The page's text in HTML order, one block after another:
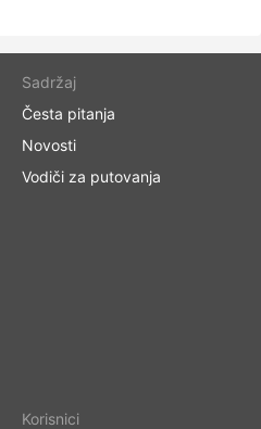
Sadržaj
Česta pitanja
Novosti
Vodiči za putovanja
Korisnici